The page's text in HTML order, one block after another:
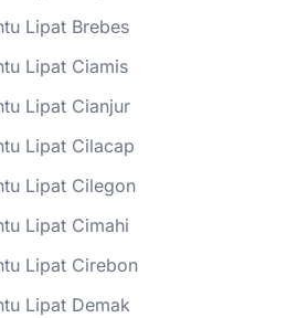
Lipat Brebes
Lipat Ciamis
Lipat Cianjur
Lipat Cilacap
Lipat Cilegon
Lipat Cimahi
Lipat Cirebon
Lipat Demak